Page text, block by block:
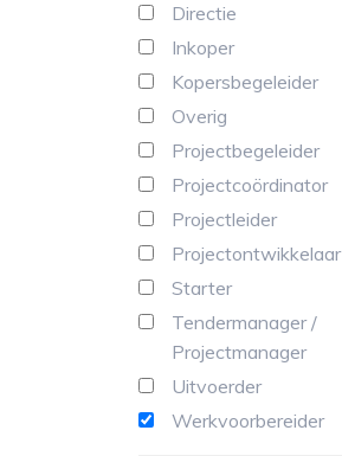
Directie
Inkoper
Kopersbegeleider
Overig
Projectbegeleider
Projectcoördinator
Projectleider
Projectontwikkelaar
Starter
Tendermanager /
Projectmanager
Uitvoerder
Werkvoorbereider